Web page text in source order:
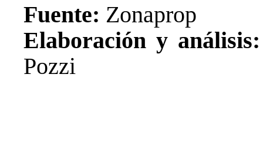
Fuente: Zonaprop
Elaboración y análisis:
Pozzi